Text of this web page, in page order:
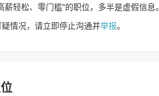
薪轻松、零门槛"的职位，多半是虚假信息。
情况，请立即停止沟通并举报。